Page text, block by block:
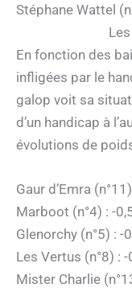
Stéphane Wattel
En fonction des
infligées par le
galop voit sa
d’un handicap à
évolutions de
Gaur d’Emra
Marboot (n°4) : -
Glenorchy (n°5) : -
Les Vertus (n°8) :
Mister Charlie